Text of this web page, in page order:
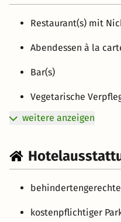
Restaurant(s) mit
Abendessen à la
Bar(s)
Vegetarische
weitere anzeigen
kostenpflichtiger